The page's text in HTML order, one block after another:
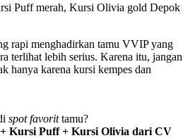
rapi menghadirkan tamu VVIP yang
terlihat lebih serius. Karena itu, jangan
hanya karena kursi kempes dan
spot favorittamu?
Kursi Puff + Kursi Olivia dari CV